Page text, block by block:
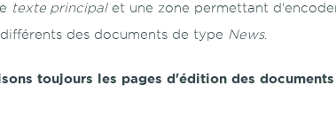
texte principalet une zone permettant
des documents de type News.
toujours les pages d'édition des